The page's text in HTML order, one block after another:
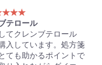
テロール
てクレンブテロール
入しています。処方箋
ても助かるポイントで